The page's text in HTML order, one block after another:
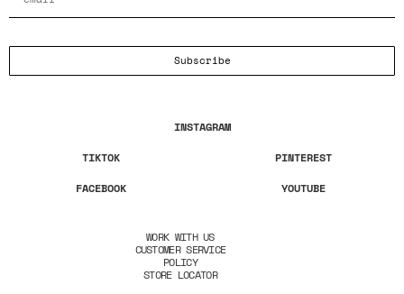
Subscribe
INSTAGRAM
TIKTOK
PINTEREST
FACEBOOK
YOUTUBE
WORK WITH US
CUSTOMER SERVICE
POLICY
STORE LOCATOR